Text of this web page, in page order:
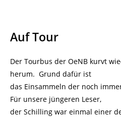
Auf Tour
Der Tourbus der OeNB kurvt
herum. Grund dafür ist
das Einsammeln der noch
Für unsere jüngeren Leser,
der Schilling war einmal einer